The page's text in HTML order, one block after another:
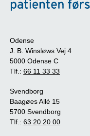
Odense
J. B. Winsløws Vej 4
5000 Odense C
Tlf.: 66 11 33 33
Svendborg
Baagøes Allé 15
5700 Svendborg
Tlf.: 63 20 20 00